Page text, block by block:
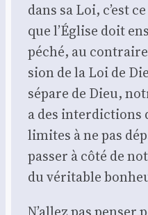
dans sa Loi, c’est
que l’É­glise doit
péché, au
sion de la Loi de
sépare de Dieu,
a des inter­dic­tions
limites à ne pas
pas­ser à côté de
du véri­table
N’al­lez pas pen­ser